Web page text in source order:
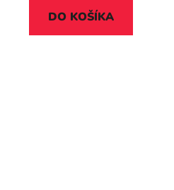
DO KOŠÍKA